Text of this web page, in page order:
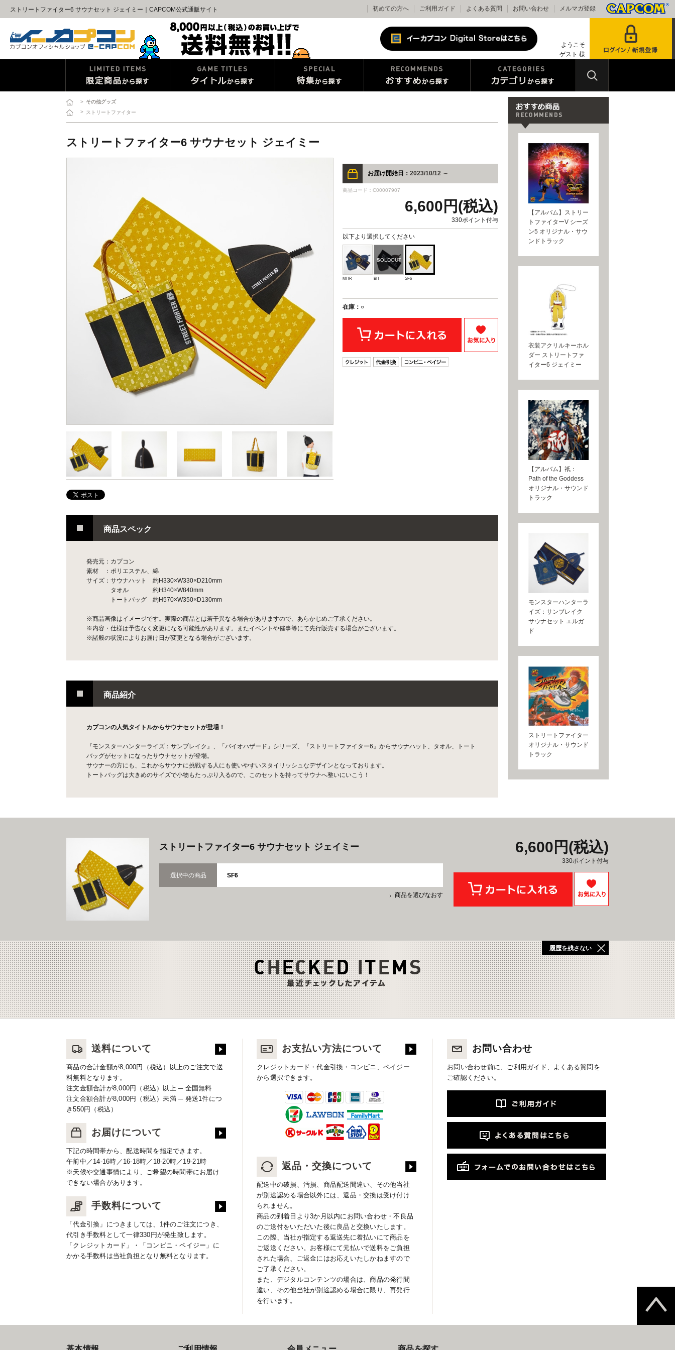
ストリートファイター6 サウナセット ジェイミー｜CAPCOM公式通販サイト 初めての方へ ご利用ガイド よくある質問 お問い合わせ メルマガ登録
ようこそ
ゲスト 様
> その他グッズ
>
ストリートファイター
ストリートファイター6 サウナセット ジェイミー
お届け開始日： 2023/10/12 ～
商品コード：C00007907
6,600円(税込)
330ポイント付与
以下より選択してください
MHR BH SF6
在庫：○
商品スペック
発売元：カプコン
素材 ：ポリエステル、綿
サイズ：サウナハット 約H330×W330×D210mm
タオル 約H340×W840mm
トートバッグ 約H570×W350×D130mm
※商品画像はイメージです。実際の商品とは若干異なる場合がありますので、あらかじめご了承ください。
※内容・仕様は予告なく変更になる可能性があります。またイベントや催事等にて先行販売する場合がございます。
※諸般の状況によりお届け日が変更となる場合がございます。
商品紹介
カプコンの人気タイトルからサウナセットが登場！
『モンスターハンターライズ：サンブレイク』、「バイオハザード」シリーズ、『ストリートファイター6』からサウナハット、タオル、トート
バッグがセットになったサウナセットが登場。
サウナーの方にも、これからサウナに挑戦する人にも使いやすいスタイリッシュなデザインとなっております。
トートバッグは大きめのサイズで小物もたっぷり入るので、このセットを持ってサウナへ整いにいこう！
【アルバム】ストリー
トファイターV シーズ
ン5 オリジナル・サウ
ンドトラック
衣装アクリルキーホル
ダー ストリートファ
イター6 ジェイミー
【アルバム】祇：
Path of the Goddess
オリジナル・サウンド
トラック
モンスターハンターラ
イズ：サンブレイク
サウナセット エルガ
ド
ストリートファイター
オリジナル・サウンド
トラック
ストリートファイター6 サウナセット ジェイミー
選択中の商品 SF6
商品を選びなおす
6,600円(税込)
330ポイント付与
履歴を残さない
送料について
商品の合計金額が8,000円（税込）以上のご注文で送
料無料となります。
注文金額合計が8,000円（税込）以上 ─ 全国無料
注文金額合計が8,000円（税込）未満 ─ 発送1件につ
き550円（税込）
お届けについて
下記の時間帯から、配送時間を指定できます。
午前中／14-16時／16-18時／18-20時／19-21時
※天候や交通事情により、ご希望の時間帯にお届け
できない場合があります。
手数料について
「代金引換」につきましては、1件のご注文につき、
代引き手数料として一律330円が発生致します。
「クレジットカード」・「コンビニ・ペイジー」に
かかる手数料は当社負担となり無料となります。
お支払い方法について
クレジットカード・代金引換・コンビニ、ペイジー
から選択できます。
返品・交換について
配送中の破損、汚損、商品配送間違い、その他当社
が別途認める場合以外には、返品・交換は受け付け
られません。
商品の到着日より3か月以内にお問い合わせ・不良品
のご送付をいただいた後に良品と交換いたします。
この際、当社が指定する返送先に着払いにて商品を
ご返送ください。お客様にて元払いで送料をご負担
された場合、ご返金にはお応えいたしかねますので
ご了承ください。
また、デジタルコンテンツの場合は、商品の発行間
違い、その他当社が別途認める場合に限り、再発行
を行います。
お問い合わせ
お問い合わせ前に、ご利用ガイド、よくある質問を
ご確認ください。